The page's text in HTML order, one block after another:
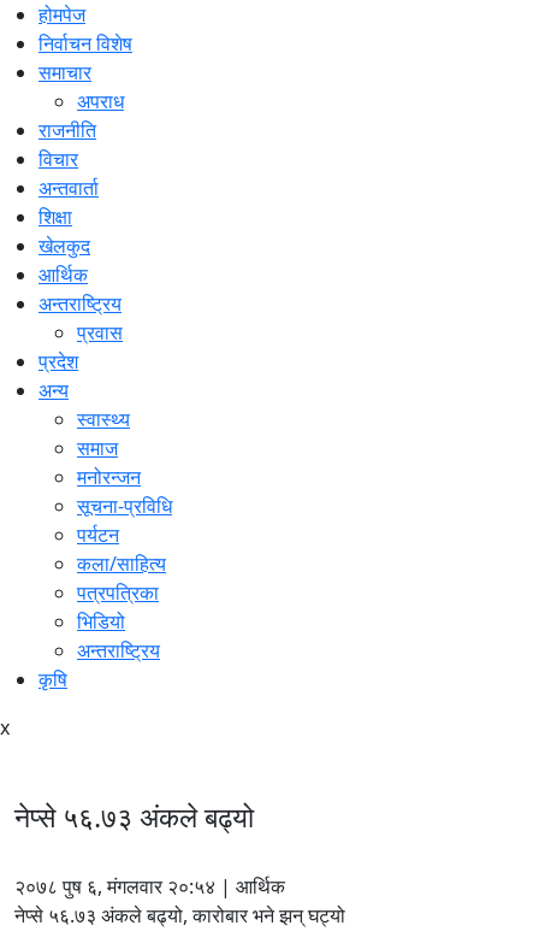
होमपेज
निर्वाचन विशेष
समाचार
अपराध
राजनीति
विचार
अन्तवार्ता
शिक्षा
खेलकुद
आर्थिक
अन्तराष्ट्रिय
प्रवास
प्रदेश
अन्य
स्वास्थ्य
समाज
मनोरन्जन
सूचना-प्रविधि
पर्यटन
कला/साहित्य
पत्रपत्रिका
भिडियो
अन्तराष्ट्रिय
कृषि
x
नेप्से ५६.७३ अंकले बढ्यो
२०७८ पुष ६, मंगलवार २०:५४ | आर्थिक
नेप्से ५६.७३ अंकले बढ्यो, कारोबार भने झन् घट्यो